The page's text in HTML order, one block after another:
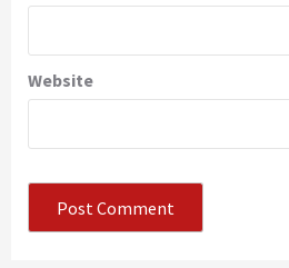
Website